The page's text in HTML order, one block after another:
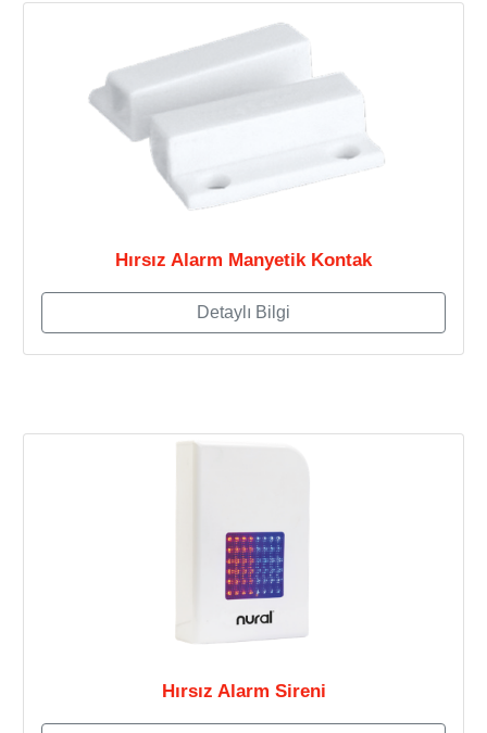
Hırsız Alarm Manyetik Kontak
Detaylı Bilgi
Hırsız Alarm Sireni